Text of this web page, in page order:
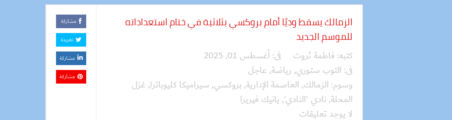
الزمالك يسقط وديًا أمام بروكسي بثلاثية في ختام استعداداته
للموسم الجديد
كتبه: فاطمة ثروت فى:أغسطس 01, 2025
فى: التوب ستوري, رياضة, عاجل
وسوم: الزمالك, العاصمة الإدارية, بروكسي, سيراميكا كليوباترا, غزل
المحلة, نادي 'النادي', يانيك فيريرا
لا يوجد تعليقات
مشاركة
تغريدة
مشاركة
مشاركة